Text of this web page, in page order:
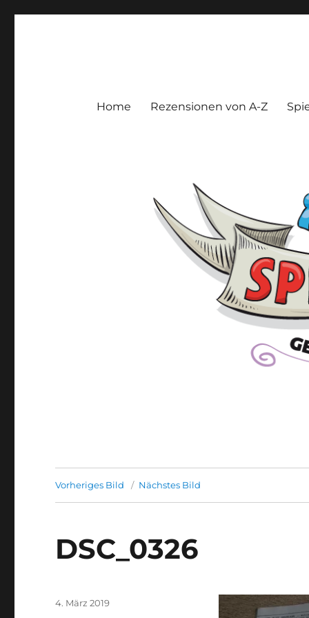
Home Rezensionen von A-Z
Vorheriges Bild Nächstes Bild
DSC_0326
Veröffentlicht
4. März 2019